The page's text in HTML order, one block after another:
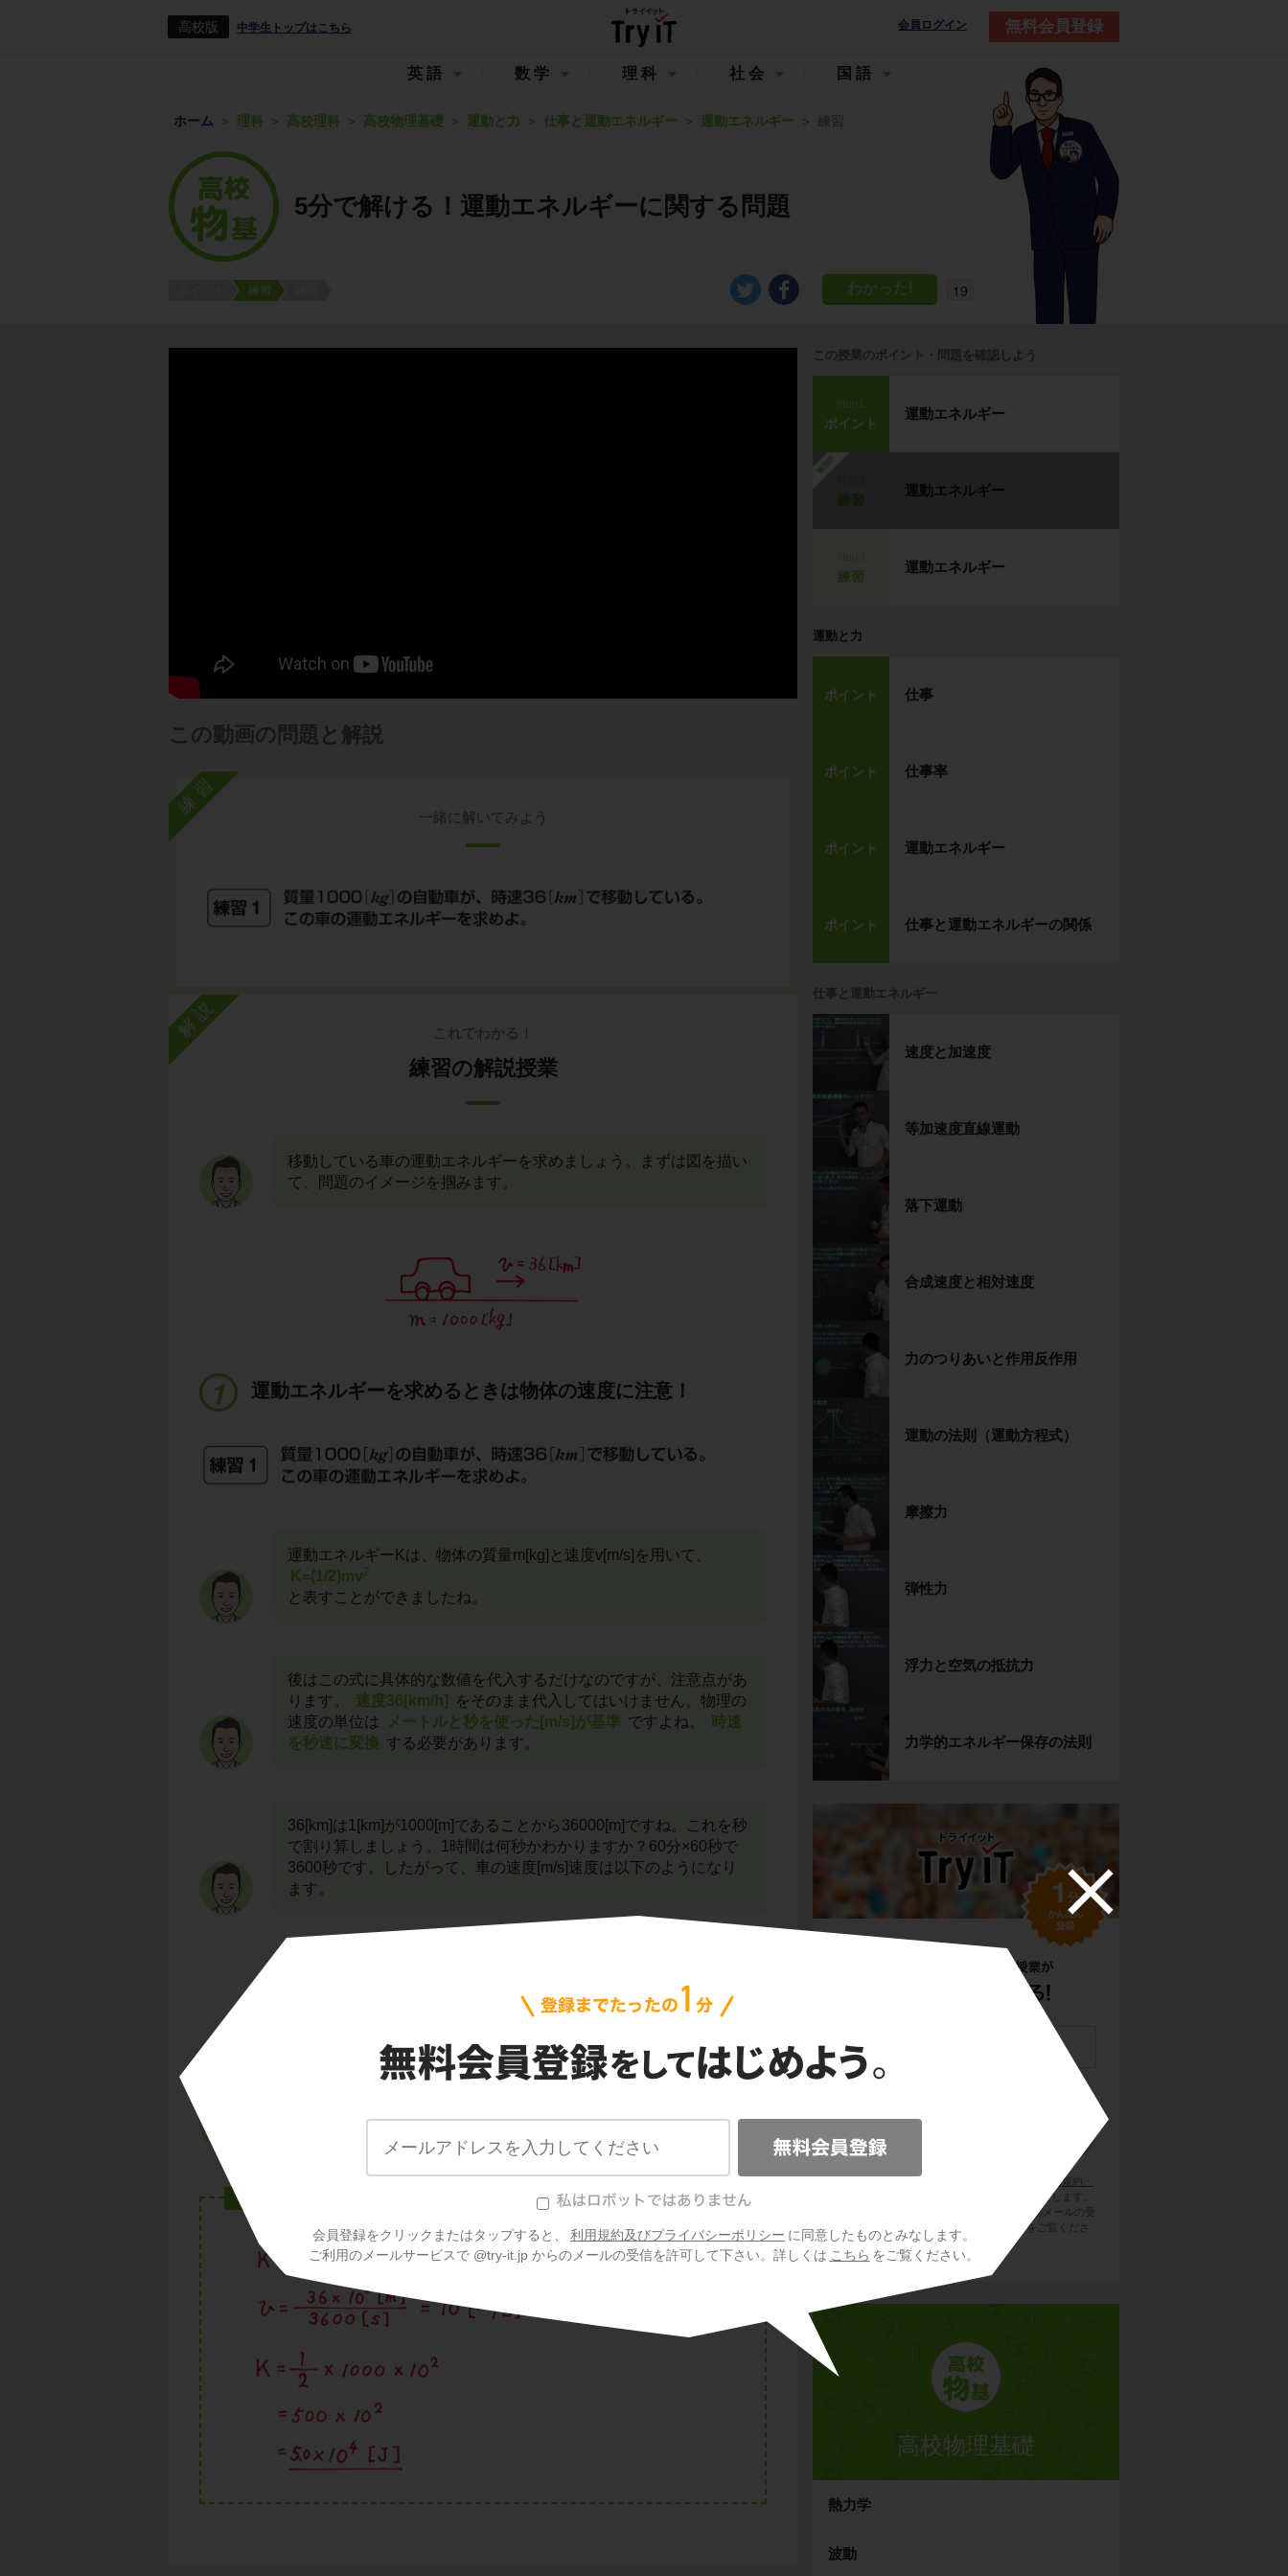
高校版 中学生トップはこちら 会員ログイン 無料会員登録
会員登録をクリックまたはタップすると、 利用規約及びプライバシーポリシー に同意したものとみなします。
ご利用のメールサービスで @try-it.jp からのメールの受信を許可して下さい。詳しくは こちら をご覧ください。
英語 数学 理科 社会 国語
ホーム 理科 高校理科 高校物理基礎 運動と力 仕事と運動エネルギー 運動エネルギー 練習
5分で解ける！運動エネルギーに関する問題
練習 19
この動画の問題と解説
練習 一緒に解いてみよう
解説 これでわかる！
練習の解説授業
移動している車の運動エネルギーを求めましょう。まずは図を描い
て、問題のイメージを掴みます。
運動エネルギーを求めるときは物体の速度に注意！
運動エネルギーKは、物体の質量m[kg]と速度v[m/s]を用いて、
K=(1/2)mv2
と表すことができましたね。
後はこの式に具体的な数値を代入するだけなのですが、注意点があ
ります。
速度36[km/h]
をそのまま代入してはいけません。物理の
速度の単位は
メートルと秒を使った[m/s]が基準 ですよね。
時速
を秒速に変換 する必要があります。
36[km]は1[km]が1000[m]であることから36000[m]ですね。これを秒
で割り算しましょう。1時間は何秒かわかりますか？60分×60秒で
3600秒です。したがって、車の速度[m/s]速度は以下のようになり
ます。
車の秒速が10[m/s]とわかったら、あとは運動エネルギーの式K=
えられた数字の小さい方に合わせるので2桁となります。
答え
この授業のポイント・問題を確認しよう
step1
ポイント
運動エネルギー
勉強中
運動エネルギー
練習
運動エネルギー
運動と力
ポイント 仕事
ポイント 仕事率
ポイント 運動エネルギー
ポイント 仕事と運動エネルギーの関係
仕事と運動エネルギー
速度と加速度
等加速度直線運動
落下運動
合成速度と相対速度
力のつりあいと作用反作用
運動の法則（運動方程式）
摩擦力
弾性力
浮力と空気の抵抗力
力学的エネルギー保存の法則
利用規約・
に同意したものとみなします。
ご利用のメールサービスで @try-it.jp からのメールの受
信を許可して下さい。詳しくは
をご覧くださ
い。
高校物理基礎
熱力学
波動